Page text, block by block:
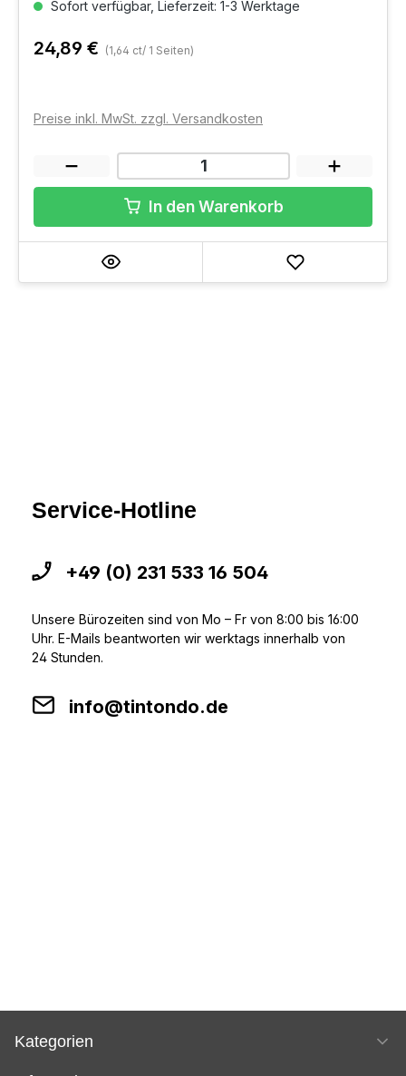
Sofort verfügbar, Lieferzeit: 1-3 Werktage
24,89 € (1,64 ct/ 1 Seiten)
Preise inkl. MwSt. zzgl. Versandkosten
In den Warenkorb
Service-Hotline
+49 (0) 231 533 16 504
Unsere Bürozeiten sind von Mo – Fr von 8:00 bis 16:00
Uhr. E-Mails beantworten wir werktags innerhalb von
24 Stunden.
info@tintondo.de
Kategorien